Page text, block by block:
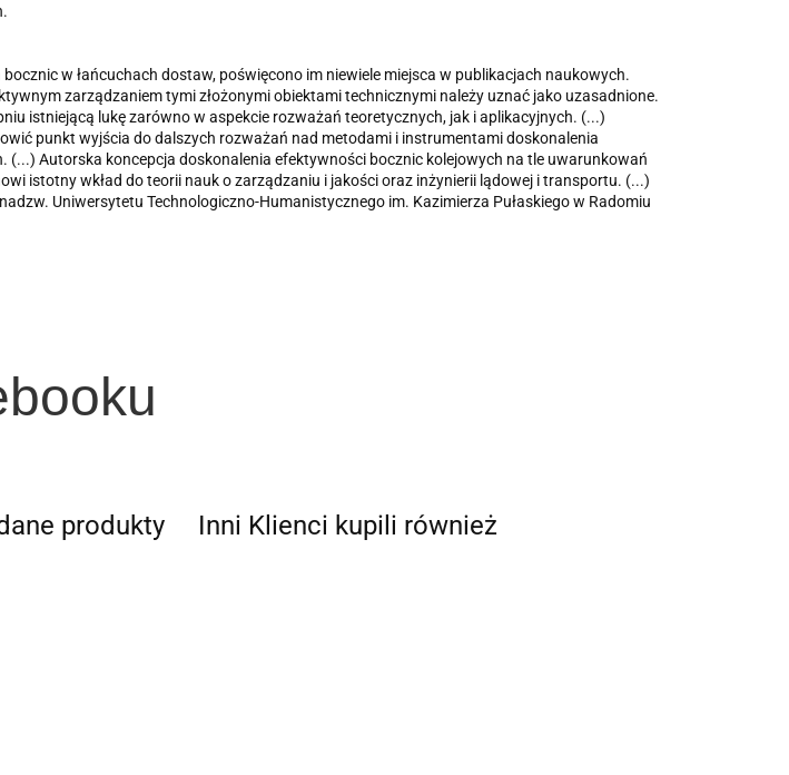
w łańcuchach dostaw, poświęcono im niewiele miejsca w publikacjach naukowych.
zarządzaniem tymi złożonymi obiektami technicznymi należy uznać jako uzasadnione.
istniejącą lukę zarówno w aspekcie rozważań teoretycznych, jak i aplikacyjnych. (...)
punkt wyjścia do dalszych rozważań nad metodami i instrumentami doskonalenia
(...) Autorska koncepcja doskonalenia efektywności bocznic kolejowych na tle uwarunkowań
istotny wkład do teorii nauk o zarządzaniu i jakości oraz inżynierii lądowej i transportu. (...)
Uniwersytetu Technologiczno-Humanistycznego im. Kazimierza Pułaskiego w Radomiu
produkty Inni Klienci kupili również